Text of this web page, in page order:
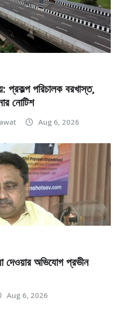
প্রকল্প পরিচালক বরখাস্ত,
নোটিশ
Aug 6, 2026
দেওয়ার অভিযোগ প্রভীন
Aug 6, 2026